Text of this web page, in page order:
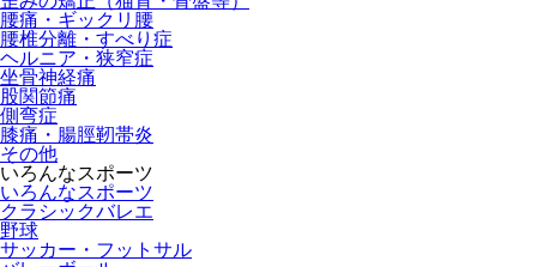
腰痛・ギックリ腰
腰椎分離・すべり症
ヘルニア・狭窄症
坐骨神経痛
股関節痛
側弯症
膝痛・腸脛靭帯炎
その他
いろんなスポーツ
いろんなスポーツ
クラシックバレエ
野球
サッカー・フットサル